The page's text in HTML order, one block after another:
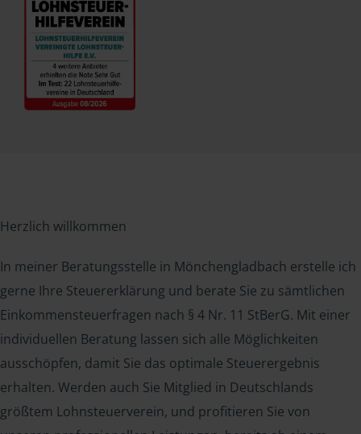
Herzlich willkommen
In meiner Beratungsstelle in Mönchengladbach erstelle ich
gerne Ihre Steuererklärung und berate Sie zu sämtlichen
Einkommensteuerfragen nach § 4 Nr. 11 StBerG. Mit einer
individuellen Beratung lassen sich alle Möglichkeiten
ausschöpfen, damit Sie das optimale Steuerergebnis
erhalten. Werden auch Sie Mitglied in Deutschlands
größtem Lohnsteuerverein, und profitieren Sie von